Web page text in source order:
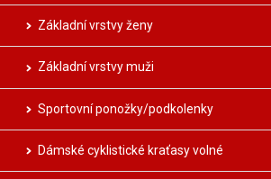
Základní vrstvy ženy
Základní vrstvy muži
Sportovní ponožky/podkolenky
Dámské cyklistické kraťasy volné